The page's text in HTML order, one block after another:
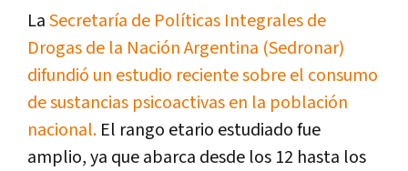
LaSecretaría de Políticas Integrales de
Drogas de la Nación Argentina (Sedronar)
difundió un estudio reciente sobre el consumo
de sustancias psicoactivas en la población
nacional. El rango etario estudiado fue
amplio, ya que abarca desde los 12 hasta los